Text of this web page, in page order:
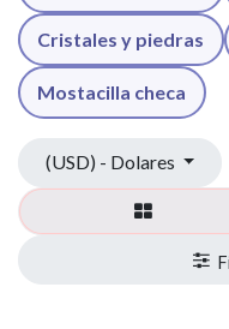
Cristales y piedras
Mostacilla checa
(USD) - Dolares